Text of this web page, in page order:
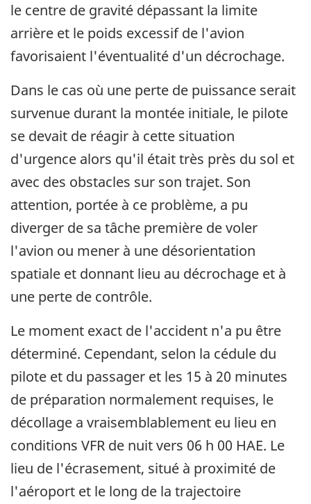
le centre de gravité dépassant la limite
arrière et le poids excessif de l'avion
favorisaient l'éventualité d'un décrochage.
Dans le cas où une perte de puissance serait
survenue durant la montée initiale, le pilote
se devait de réagir à cette situation
d'urgence alors qu'il était très près du sol et
avec des obstacles sur son trajet. Son
attention, portée à ce problème, a pu
diverger de sa tâche première de voler
l'avion ou mener à une désorientation
spatiale et donnant lieu au décrochage et à
une perte de contrôle.
Le moment exact de l'accident n'a pu être
déterminé. Cependant, selon la cédule du
pilote et du passager et les 15 à 20 minutes
de préparation normalement requises, le
décollage a vraisemblablement eu lieu en
conditions VFR de nuit vers 06 h 00 HAE. Le
lieu de l'écrasement, situé à proximité de
l'aéroport et le long de la trajectoire